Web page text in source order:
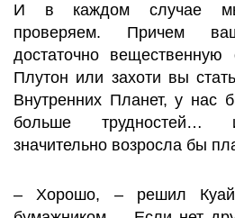
И в каждом случае
проверяем. Причем
достаточно
Плутон или захоти вы
Внутренних Планет, у нас
больше трудностей… и
значительно возросла бы
– Хорошо, – решил